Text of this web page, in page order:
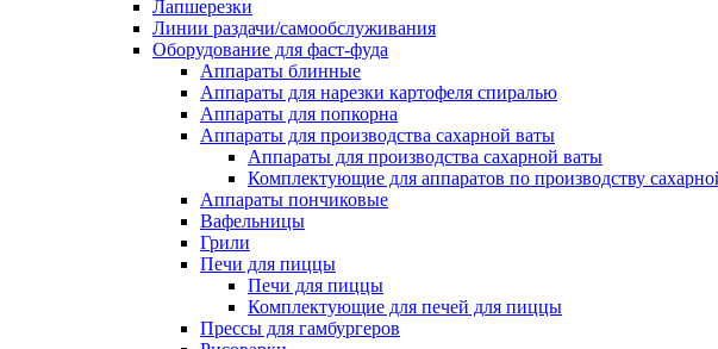
Лапшерезки
Линии раздачи/самообслуживания
Оборудование для фаст-фуда
Аппараты блинные
Аппараты для нарезки картофеля спиралью
Аппараты для попкорна
Аппараты для производства сахарной ваты
Аппараты для производства сахарной ваты
Комплектующие для аппаратов по производству
Аппараты пончиковые
Вафельницы
Грили
Печи для пиццы
Печи для пиццы
Комплектующие для печей для пиццы
Прессы для гамбургеров